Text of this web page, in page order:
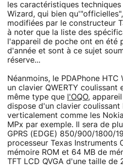
les caractéristiques techniques
Wizard, qui bien
modifiées par le constructeur
à noter que la liste des
l'appareil de poche ont en été
d'année et sont à ce sujet
réserve...
Néanmoins, le PDAPhone
un clavier QWERTY
même type que
l'OQO,
dispose d'un clavier
verticalement comme les
MPx par exemple. Il sera de
GPRS (EDGE) 850/900/1800/
processeur Texas Instruments
mémoire ROM et 64 MB de
TFT LCD QVGA d'une taille de